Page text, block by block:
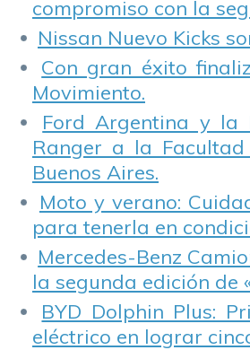
compromiso con la
Nissan Nuevo Kicks
Con gran éxito
Movimiento.
Ford Argentina y la
Ranger a la
Buenos Aires.
Moto y verano:
para tenerla en
Mercedes-Benz
la segunda edición de
BYD Dolphin Plus:
eléctrico en lograr